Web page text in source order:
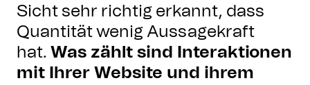
Sicht sehr richtig erkannt, dass
Quantität wenig Aussagekraft
hat. Was zählt sind Interaktionen
mit Ihrer Website und ihrem